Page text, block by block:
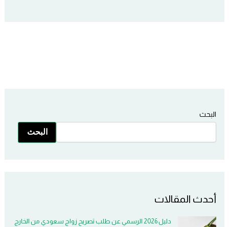
البحث
البحث
أحدث المقالات
دليل 2026 الرسمي عن طلب تصريح زواج سعودي من الخارج